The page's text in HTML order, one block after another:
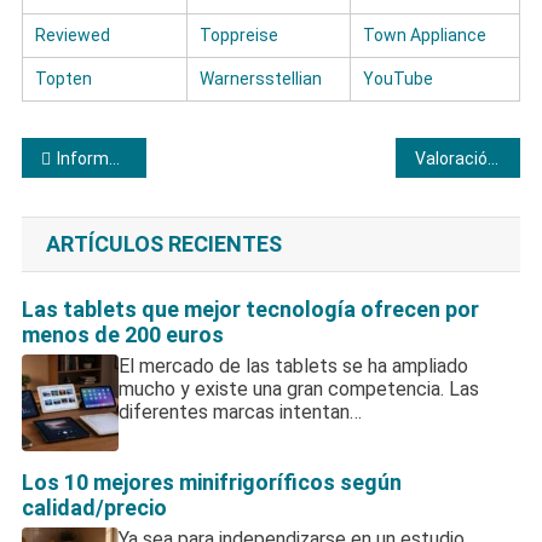
Reviewed Toppreise Town Appliance
Topten Warnersstellian YouTube
Navegación
de
entradas
Informe completo sobre las pulseras de actividad Samsung
ARTÍCULOS RECIENTES
Las tablets que mejor tecnología ofrecen por
menos de 200 euros
El mercado de las tablets se ha ampliado
mucho y existe una gran competencia. Las
diferentes marcas intentan…
Los 10 mejores minifrigoríficos según
calidad/precio